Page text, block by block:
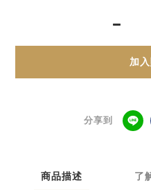
加
分享到
商品描述 了